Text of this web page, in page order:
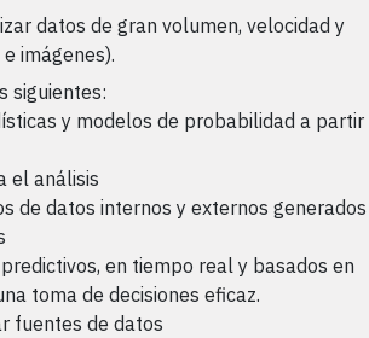
datos de gran volumen, velocidad y
imágenes).
siguientes:
y modelos de probabilidad a partir
el análisis
de datos internos y externos generados
en tiempo real y basados en
toma de decisiones eficaz.
fuentes de datos